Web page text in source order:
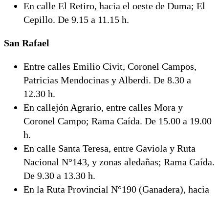
En calle El Retiro, hacia el oeste de Duma; El
Cepillo. De 9.15 a 11.15 h.
San Rafael
Entre calles Emilio Civit, Coronel Campos,
Patricias Mendocinas y Alberdi. De 8.30 a
12.30 h.
En callejón Agrario, entre calles Mora y
Coronel Campo; Rama Caída. De 15.00 a 19.00
h.
En calle Santa Teresa, entre Gaviola y Ruta
Nacional N°143, y zonas aledañas; Rama Caída.
De 9.30 a 13.30 h.
En la Ruta Provincial N°190 (Ganadera), hacia